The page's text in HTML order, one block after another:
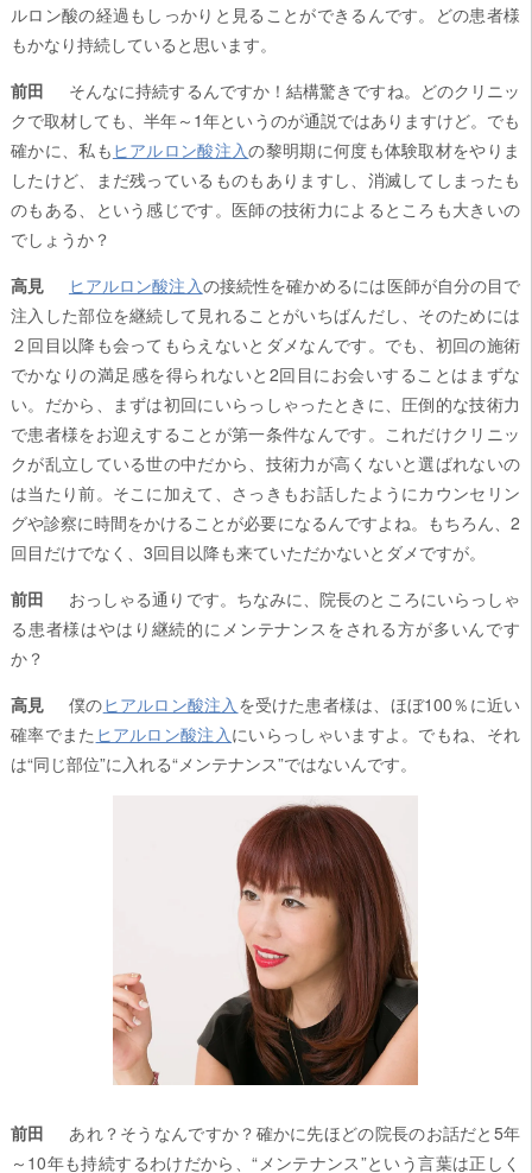
ルロン酸の経過もしっかりと見ることができるんです。どの患者様
もかなり持続していると思います。
前田
そんなに持続するんですか！結構驚きですね。どのクリニッ
クで取材しても、半年～1年というのが通説ではありますけど。でも
確かに、私も ヒアルロン酸注入の黎明期に何度も体験取材をやりま
したけど、まだ残っているものもありますし、消滅してしまったも
のもある、という感じです。医師の技術力によるところも大きいの
でしょうか？
高見
ヒアルロン酸注入の接続性を確かめるには医師が自分の目で
注入した部位を継続して見れることがいちばんだし、そのためには
２回目以降も会ってもらえないとダメなんです。でも、初回の施術
でかなりの満足感を得られないと2回目にお会いすることはまずな
い。だから、まずは初回にいらっしゃったときに、圧倒的な技術力
で患者様をお迎えすることが第一条件なんです。これだけクリニッ
クが乱立している世の中だから、技術力が高くないと選ばれないの
は当たり前。そこに加えて、さっきもお話したようにカウンセリン
グや診察に時間をかけることが必要になるんですよね。もちろん、2
回目だけでなく、3回目以降も来ていただかないとダメですが。
前田
おっしゃる通りです。ちなみに、院長のところにいらっしゃ
る患者様はやはり継続的にメンテナンスをされる方が多いんです
か？
高見
僕のヒアルロン酸注入 を受けた患者様は、ほぼ100％に近い
確率でまた ヒアルロン酸注入 にいらっしゃいますよ。でもね、それ
は“同じ部位”に入れる“メンテナンス”ではないんです。
前田
あれ？そうなんですか？確かに先ほどの院長のお話だと5年
～10年も持続するわけだから、“メンテナンス”という言葉は正しく